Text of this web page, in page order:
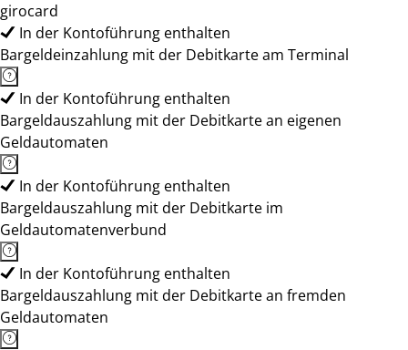
girocard
In der Kontoführung enthalten
Bargeldeinzahlung mit der Debitkarte am Terminal
In der Kontoführung enthalten
Bargeldauszahlung mit der Debitkarte an eigenen
Geldautomaten
In der Kontoführung enthalten
Bargeldauszahlung mit der Debitkarte im
Geldautomatenverbund
In der Kontoführung enthalten
Bargeldauszahlung mit der Debitkarte an fremden
Geldautomaten